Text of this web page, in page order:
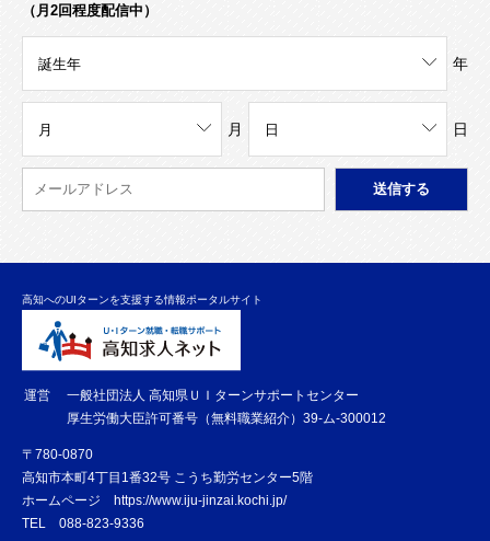
（月2回程度配信中）
年
月 日
高知へのUIターンを支援する情報ポータルサイト
運営
一般社団法人 高知県ＵＩターンサポートセンター
厚生労働大臣許可番号（無料職業紹介）39-ム-300012
〒780-0870
高知市本町4丁目1番32号 こうち勤労センター5階
ホームページ https://www.iju-jinzai.kochi.jp/
TEL 088-823-9336